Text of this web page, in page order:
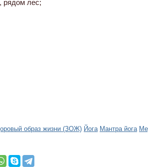
рядом лес;
образ жизни (ЗОЖ) Йога Мантра йога